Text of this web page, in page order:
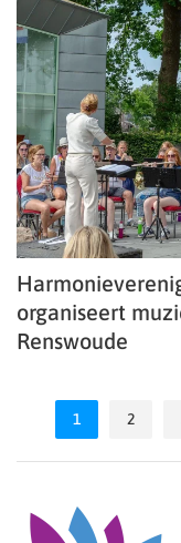
organiseert
Renswoude
1 2